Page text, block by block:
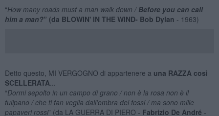
“How many roads must a man walk down / Before you can call
him a man?” (da BLOWIN' IN THE WIND- Bob Dylan - 1963)
Detto questo, MI VERGOGNO di appartenere a una RAZZA così
SCELLERATA
“Dormi sepolto in un campo di grano / non è la rosa non è il
tulipano / che ti fan veglia dall'ombra dei fossi / ma sono mille
papaveri rossi” (da LA GUERRA DI PIERO - Fabrizio De André -